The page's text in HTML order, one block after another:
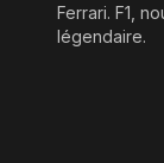
Ferrari. F1,
légendaire.